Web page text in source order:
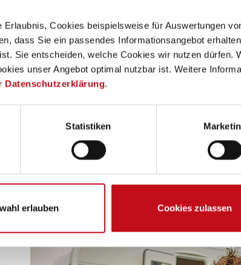
Cookies beispielsweise für Auswertungen
dass Sie ein passendes Informationsangebot
Sie entscheiden, welche Cookies wir nutzen dürfen.
unser Angebot optimal nutzbar ist. Weitere
Datenschutzerklärung.
Statistiken
erlauben Cookies zulassen
Ist die Fahrzeugauswahl getroffen, bieten
Finanzierung Ihres Wunsch-Caravans an.
selbstverständlich Ihre individuellen
Vertragsabschluss
Wir haben einen Deal? Dann müssen Sie
unterschreiben und können gedanklich
Wohnwagen planen.